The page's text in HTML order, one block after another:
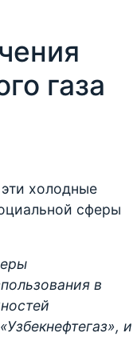
газа
холодные
сферы
в
и